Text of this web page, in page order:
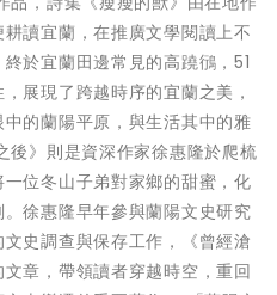
讀宜蘭，在推廣文學閱讀上不
於宜蘭田邊常見的高蹺鴴，51
展現了跨越時序的宜蘭之美，
的蘭陽平原，與生活其中的雅
後》則是資深作家徐惠隆於爬梳
位冬山子弟對家鄉的甜蜜，化
徐惠隆早年參與蘭陽文史研究
史調查與保存工作，《曾經滄
章，帶領讀者穿越時空，重回